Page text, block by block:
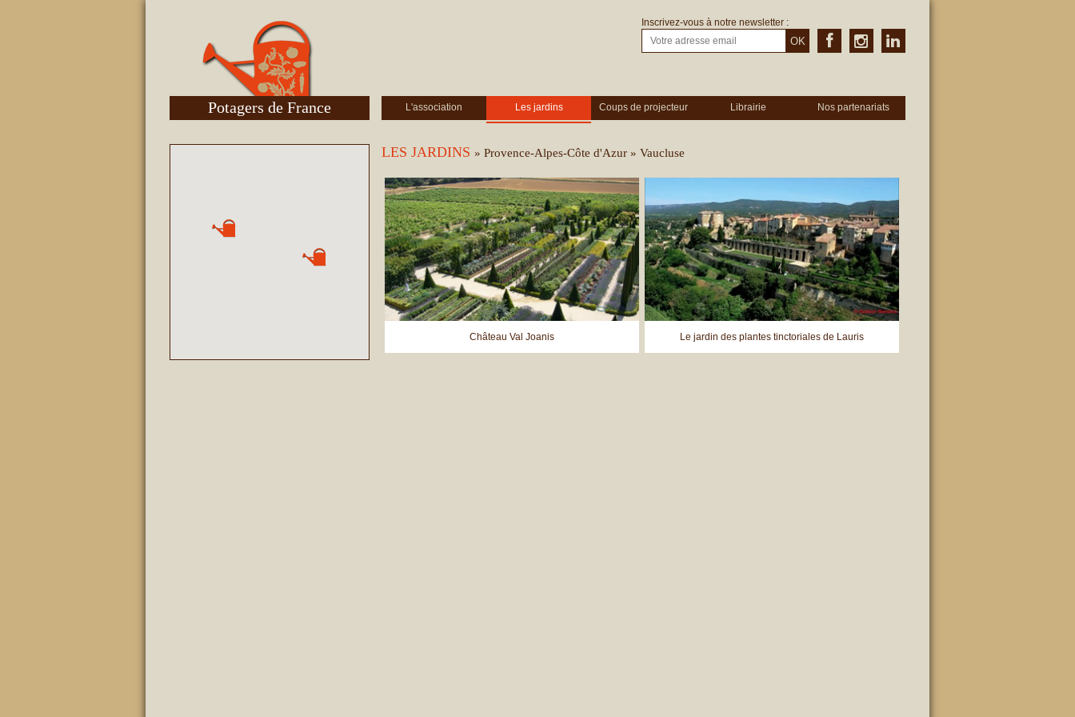
Inscrivez-vous à notre newsletter :
OK
Potagers de France L'association Les jardins Coups de projecteur Librairie Nos partenariats
LES JARDINS Provence-Alpes-Côte d'Azur » Vaucluse
Château Val Joanis Le jardin des plantes tinctoriales de Lauris